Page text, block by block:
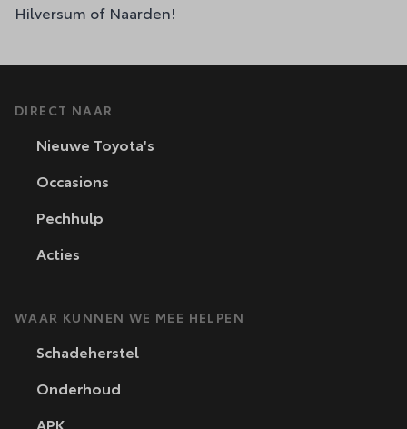
Hilversum of Naarden!
DIRECT NAAR
Nieuwe Toyota's
Occasions
Pechhulp
Acties
WAAR KUNNEN WE MEE HELPEN
Schadeherstel
Onderhoud
APK